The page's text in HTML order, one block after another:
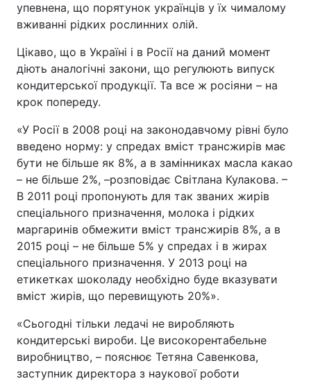
упевнена, що порятунок українців у їх чималому
вживанні рідких рослинних олій.
Цікаво, що в Україні і в Росії на даний момент
діють аналогічні закони, що регулюють випуск
кондитерської продукції. Та все ж росіяни – на
крок попереду.
«У Росії в 2008 році на законодавчому рівні було
введено норму: у спредах вміст трансжирів має
бути не більше як 8%, а в замінниках масла какао
– не більше 2%, –розповідає Світлана Кулакова. –
В 2011 році пропонують для так званих жирів
спеціального призначення, молока і рідких
маргаринів обмежити вміст трансжирів 8%, а в
2015 році – не більше 5% у спредах і в жирах
спеціального призначення. У 2013 році на
етикетках шоколаду необхідно буде вказувати
вміст жирів, що перевищують 20%».
«Сьогодні тільки ледачі не виробляють
кондитерські вироби. Це високорентабельне
виробництво, – пояснює Тетяна Савенкова,
заступник директора з наукової роботи